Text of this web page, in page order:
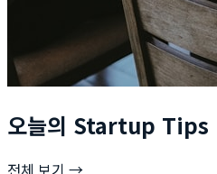
오늘의 Startup Tips
전체 보기 →